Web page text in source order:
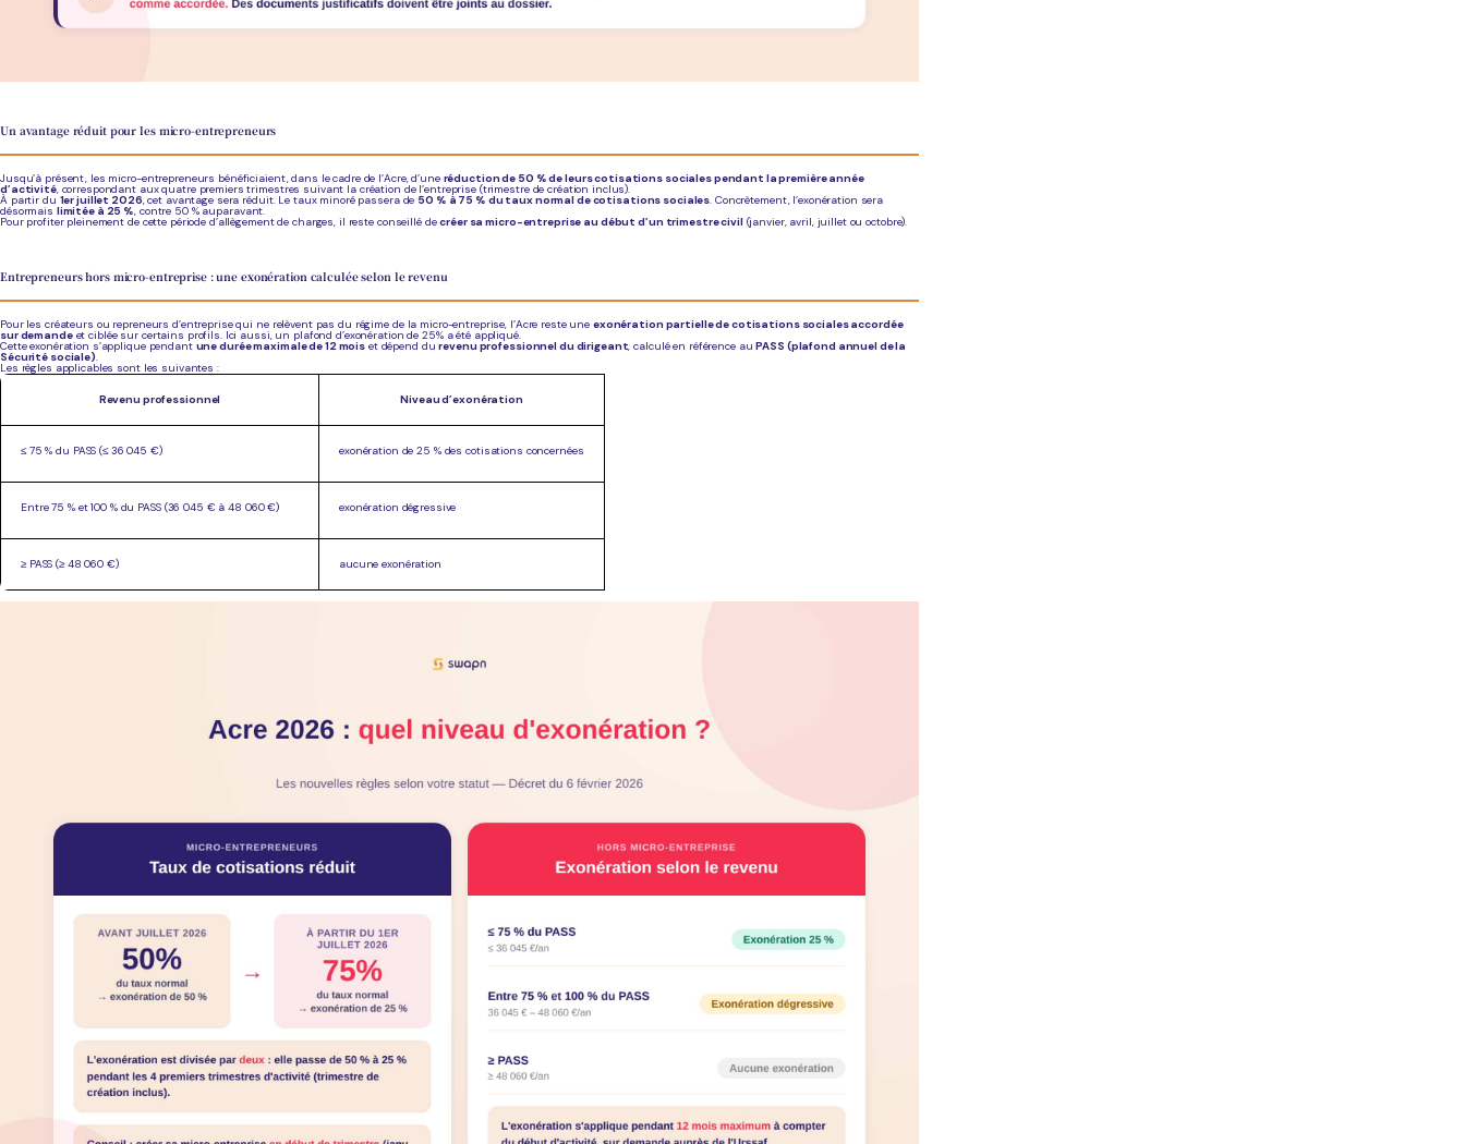
Un avantage réduit pour les micro-entrepreneurs
Jusqu’à présent, les micro-entrepreneurs bénéficiaient, dans le cadre de l’Acre, d’une réduction de 50 % de leurs cotisations sociales pendant la première année
d’activité, correspondant aux quatre premiers trimestres suivant la création de l’entreprise (trimestre de création inclus).
À partir du 1er juillet 2026, cet avantage sera réduit. Le taux minoré passera de 50 % à 75 % du taux normal de cotisations sociales. Concrètement, l’exonération sera
désormais limitée à 25 %, contre 50 % auparavant.
Pour profiter pleinement de cette période d’allègement de charges, il reste conseillé decréer sa micro-entreprise au début d’un trimestre civil (janvier, avril, juillet ou octobre).
Entrepreneurs hors micro-entreprise : une exonération calculée selon le revenu
Pour les créateurs ou repreneurs d’entreprise qui ne relèvent pas du régime de la micro-entreprise, l’Acre reste une exonération partielle de cotisations sociales accordée
sur demandeet ciblée sur certains profils. Ici aussi, un plafond d’exonération de 25% a été appliqué.
Cette exonération s’applique pendant une durée maximale de 12 mois et dépend durevenu professionnel du dirigeant, calculé en référence auPASS (plafond annuel de la
Sécurité sociale).
Les règles applicables sont les suivantes :
Revenu professionnel Niveau d’exonération
≤ 75 % du PASS (≤ 36 045 €) exonération de 25 % des cotisations concernées
Entre 75 % et 100 % du PASS (36 045 € à 48 060 €) exonération dégressive
≥ PASS (≥ 48 060 €) aucune exonération